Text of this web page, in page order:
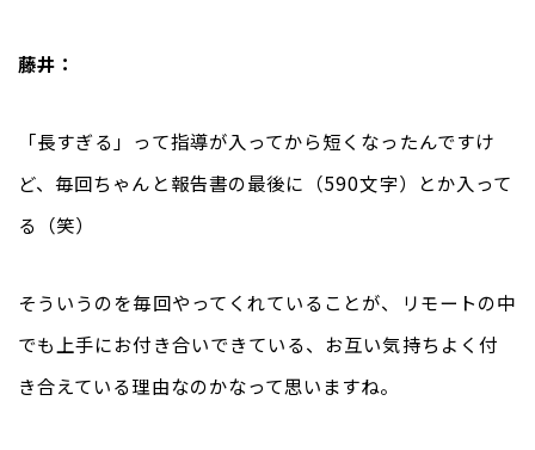
藤井：
「長すぎる」って指導が入ってから短くなったんですけ
ど、毎回ちゃんと報告書の最後に（590文字）とか入って
る（笑）
そういうのを毎回やってくれていることが、リモートの中
でも上手にお付き合いできている、お互い気持ちよく付
き合えている理由なのかなって思いますね。